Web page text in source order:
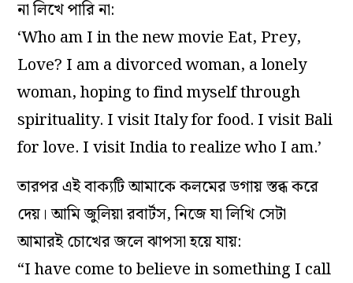
না লিখে পারি না:
‘Who am I in the new movie Eat, Prey,
Love? I am a divorced woman, a lonely
woman, hoping to find myself through
spirituality. I visit Italy for food. I visit Bali
for love. I visit India to realize who I am.’
তারপর এই বাক্যটি আমাকে কলমের ডগায় স্তব্ধ করে
দেয়। আমি জুলিয়া রবার্টস, নিজে যা লিখি সেটা
আমারই চোখের জলে ঝাপসা হয়ে যায়:
“I have come to believe in something I call